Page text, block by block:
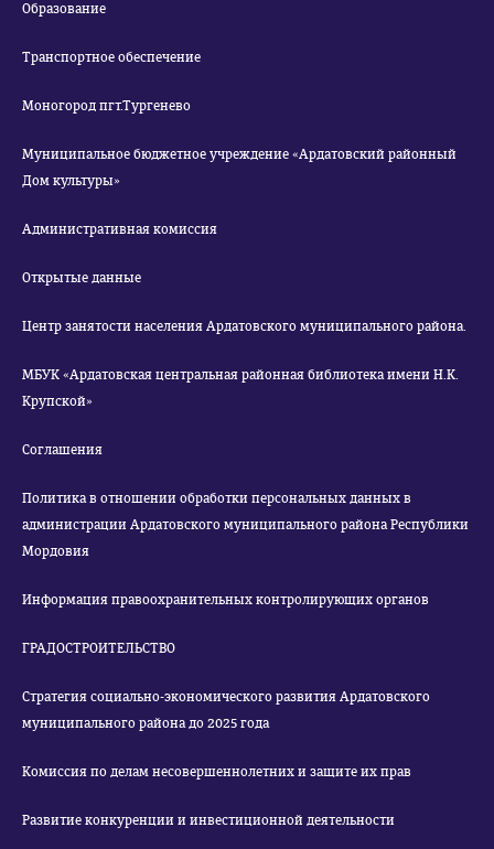
Образование
Транспортное обеспечение
Моногород пгт.Тургенево
Муниципальное бюджетное учреждение «Ардатовский районный
Дом культуры»
Административная комиссия
Открытые данные
Центр занятости населения Ардатовского муниципального района.
МБУК «Ардатовская центральная районная библиотека имени Н.К.
Крупской»
Соглашения
Политика в отношении обработки персональных данных в
администрации Ардатовского муниципального района Республики
Мордовия
Информация правоохранительных контролирующих органов
ГРАДОСТРОИТЕЛЬСТВО
Стратегия социально-экономического развития Ардатовского
муниципального района до 2025 года
Комиссия по делам несовершеннолетних и защите их прав
Развитие конкуренции и инвестиционной деятельности